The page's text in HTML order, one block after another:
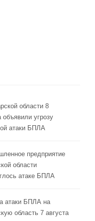
области 8
объявили угрозу
атаки БПЛА
предприятие
области
атаке БПЛА
атаки БПЛА на
область 7 августа